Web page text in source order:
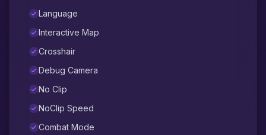
Language
Interactive Map
Crosshair
Debug Camera
No Clip
NoClip Speed
Combat Mode